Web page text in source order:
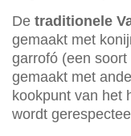
De traditionele
gemaakt met
garrofó (een
gemaakt met
kookpunt van het
wordt